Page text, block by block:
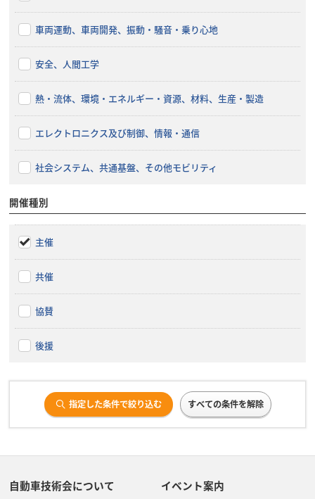
車両運動、車両開発、振動・騒音・乗り心地
安全、人間工学
熱・流体、環境・エネルギー・資源、材料、生産・製造
エレクトロニクス及び制御、情報・通信
社会システム、共通基盤、その他モビリティ
開催種別
主催
共催
協賛
後援
指定した条件で絞り込む すべての条件を解除
自動車技術会について イベント案内